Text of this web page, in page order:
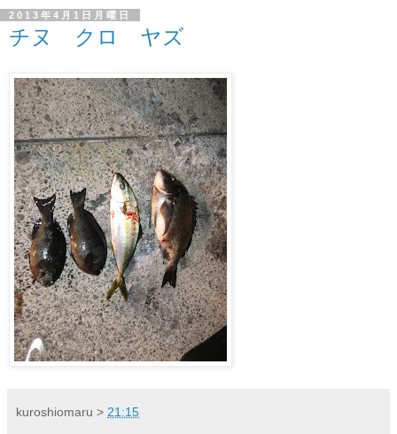
2013年4月1日月曜日
チヌ クロ ヤズ
kuroshiomaru > 21:15